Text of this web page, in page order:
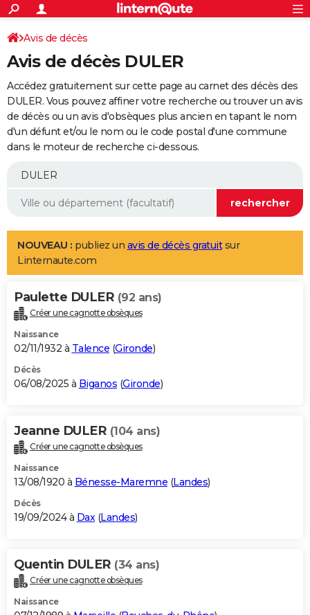
ACTUALITÉS
Politique
Société
Faits Divers
Education
Monde
Villes
+
SPORT
Coupe du monde 2026
Football
Tennis
Cyclisme
Rugby
Forum
Programme TV
TNT
Streaming
Cinéma
Sorties cinéma
Musique
+
FINANCE
Retraite
Impôts
Epargne
Immobilier
Risques naturels par ville
Banque
Assurance
Crédit
AUTO
Essais
Réserver un essai
Citadines
Berlines
SUV
Forum auto
+
Mobiles
Meilleur smartphone
Internet
Ordinateurs
Jeux vidéo
Guide high-tech
Aménagement intérieur
LIFESTYLE
Art de vivre
Bien-être
Loisirs
Mode
Modes de vie
Alimentation
Guide de la santé
Maladies
Médicaments
Sommeil
VOYAGE
Destinations
City break
Voyage nature
Voyage de noces
Forum
Climat
+PHOTO
GUIDES D'ACHAT
BONS PLANS
Carte de Noël
Carte Bonne année
Carte Saint-Valentin
Carte Pâques
Carte d'anniversaire
DICTIONNAIRE
Dictionnaire
Biographies
Citations
Expressions
Proverbes
PROGRAMME TV
S'inscrire
Se connecter
Lycées
Collèges
Primaires
Universités
Entreprises
Service militaire
Avis de recherche
AVIS DE DÉCÈS
Bricolage
Lifestyle
Culture
Sport
Auto
Television
Voyage
Cinema
Avis de décès
Avis de décès DULER
Accédez gratuitement sur cette page au carnet des décès des
DULER. Vous pouvez affiner votre recherche ou trouver un avis
de décès ou un avis d'obsèques plus ancien en tapant le nom
d'un défunt et/ou le nom ou le code postal d'une commune
dans le moteur de recherche ci-dessous.
NOUVEAU : publiez un avis de décès gratuitsur
Linternaute.com
Paulette DULER (92 ans)
Créer une cagnotte obsèques
Naissance
02/11/1932 à Talence (Gironde)
Décès
06/08/2025 à Biganos (Gironde)
Jeanne DULER (104 ans)
Créer une cagnotte obsèques
Naissance
13/08/1920 à Bénesse-Maremne (Landes)
Décès
19/09/2024 à Dax(Landes)
Quentin DULER (34 ans)
Créer une cagnotte obsèques
Naissance